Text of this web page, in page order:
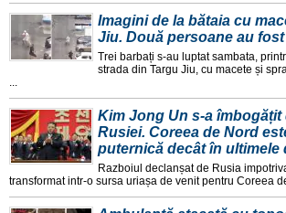
Imagini de la bătaia cu
Jiu. Două persoane au
Trei barbați s-au luptat sambata,
strada din Targu Jiu, cu macete și
...
Kim Jong Un s-a
Rusiei. Coreea de Nord
puternică decât în ultimele
Razboiul declanșat de Rusia
transformat intr-o sursa uriașa de venit pentru Coreea